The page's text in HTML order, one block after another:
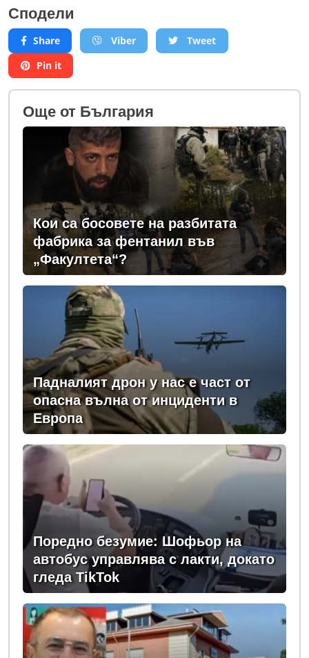
Сподели
Share Viber
Tweet
Pin it
Oще от България
Кои са босовете на разбитата
фабрика за фентанил във
„Факултета“?
Падналият дрон у нас е част от
опасна вълна от инциденти в
Европа
Поредно безумие: Шофьор на
автобус управлява с лакти, докато
гледа TikTok